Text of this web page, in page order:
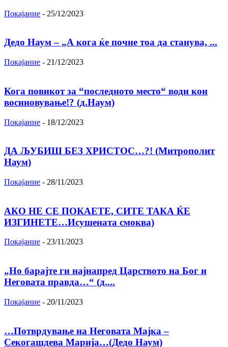
Покајание - 25/12/2023
Дедо Наум – „А кога ќе почне тоа да станува, ...
Покајание - 21/12/2023
Кога повикот за “последното место“ води кон
восиновување!? (д.Наум)
Покајание - 18/12/2023
ДА ЉУБИШ БЕЗ ХРИСТОС…?! (Митрополит
Наум)
Покајание - 28/11/2023
АКО НЕ СЕ ПОКАЕТЕ, СИТЕ ТАКА ЌЕ
ИЗГИНЕТЕ…Исушената смоква)
Покајание - 23/11/2023
„Но барајте ги најнапред Царството на Бог и
Неговата правда…“ (д....
Покајание - 20/11/2023
…Потврдување на Неговата Мајка –
Секогашдева Марија…(Дедо Наум)